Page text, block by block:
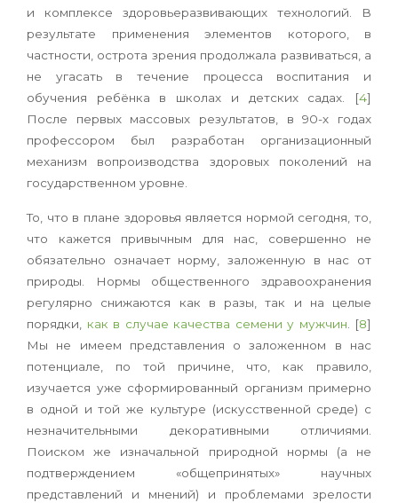
и комплексе здоровьеразвивающих технологий. В
результате применения элементов которого, в
частности, острота зрения продолжала развиваться, а
не угасать в течение процесса воспитания и
обучения ребёнка в школах и детских садах. [4]
После первых массовых результатов, в 90-х годах
профессором был разработан организационный
механизм вопроизводства здоровых поколений на
государственном уровне.
То, что в плане здоровья является нормой сегодня, то,
что кажется привычным для нас, совершенно не
обязательно означает норму, заложенную в нас от
природы. Нормы общественного здравоохранения
регулярно снижаются как в разы, так и на целые
порядки, как в случае качества семени у мужчин. [8]
Мы не имеем представления о заложенном в нас
потенциале, по той причине, что, как правило,
изучается уже сформированный организм примерно
в одной и той же культуре (искусственной среде) с
незначительными декоративными отличиями.
Поиском же изначальной природной нормы (а не
подтверждением «общепринятых» научных
представлений и мнений) и проблемами зрелости